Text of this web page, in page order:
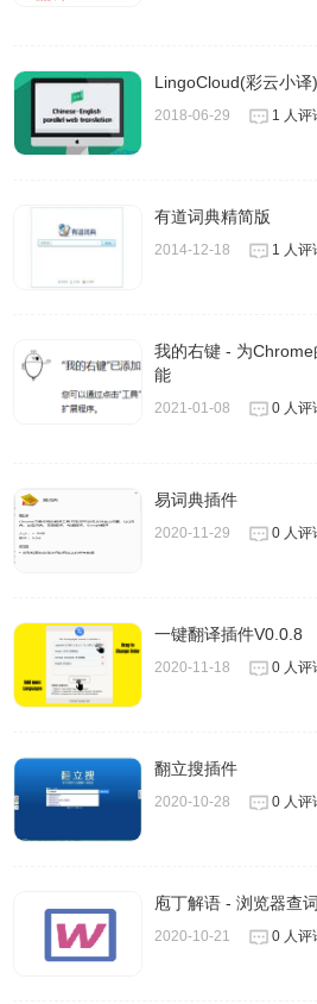
5.安装完成，点击完成按钮后即可使
CopyTranslator软件使用方法
LingoCloud(彩云小译)
2018-06-29 1 人评
有道词典精简版
2014-12-18 1 人评
我的右键 - 为
能
2021-01-08 0 人评
易词典插件
2020-11-29 0 人评
一键翻译插件V0.0.8
2020-11-18 0 人评
翻立搜插件
2020-10-28 0 人评
庖丁解语 - 浏览器查
2020-10-21 0 人评